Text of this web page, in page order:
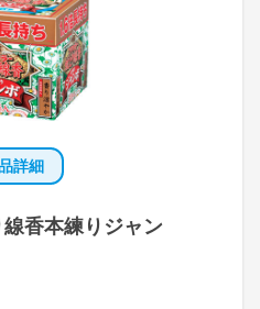
詳細
香本練りジャン